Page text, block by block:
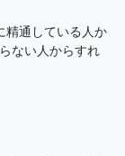
精通している人か
ない人からすれ